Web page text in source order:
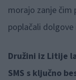
morajo zanje čim
poplačali
Družini iz Litije
SMS s ključno